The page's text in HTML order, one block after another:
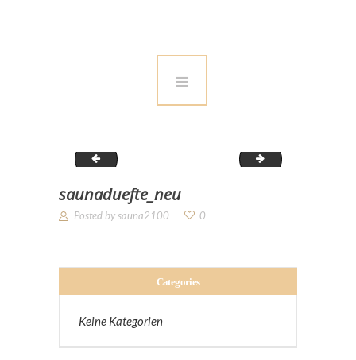
Kontakt
das-team Aussenaufnahme
saunaduefte_neu
Posted by sauna2100 0
Categories
Keine Kategorien